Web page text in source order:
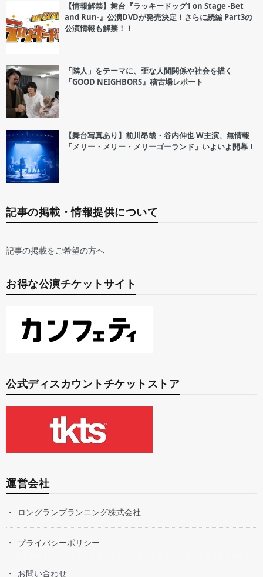
【情報解禁】舞台『ラッキードッグ1 on Stage -Bet
and Run-』公演DVDが発売決定！さらに続編 Part3の
公演情報も解禁！！
「隣人」をテーマに、歪な人間関係や社会を描く
『GOOD NEIGHBORS』稽古場レポート
【舞台写真あり】前川昂哉・谷内伸也 W主演、無情報
「メリー・メリー・メリーゴーランド」いよいよ開幕！
記事の掲載・情報提供について
記事の掲載をご希望の方へ
お得な公演チケットサイト
公式ディスカウントチケットストア
運営会社
ロングランプランニング株式会社
プライバシーポリシー
お問い合わせ